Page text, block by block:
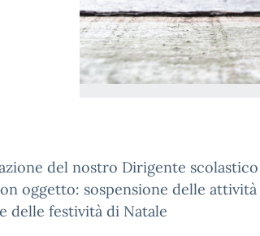
del nostro Dirigente scolastico
oggetto: sospensione delle attività
delle festività di Natale